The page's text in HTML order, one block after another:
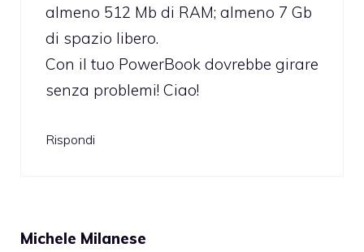
almeno 512 Mb di RAM; almeno 7 Gb
di spazio libero.
Con il tuo PowerBook dovrebbe girare
senza problemi! Ciao!
Rispondi
Michele Milanese